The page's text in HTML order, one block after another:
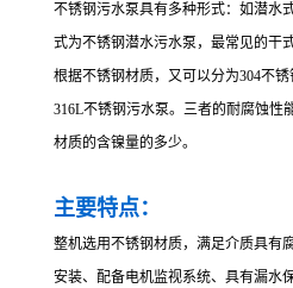
不锈钢污水泵具有多种形式：如潜水
式为不锈钢潜水污水泵，最常见的干
根据不锈钢材质，又可以分为304不
316L不锈钢污水泵。三者的耐腐蚀性
材质的含镍量的多少。
主要特点：
整机选用不锈钢材质，满足介质具有
安装、配备电机监视系统、具有漏水